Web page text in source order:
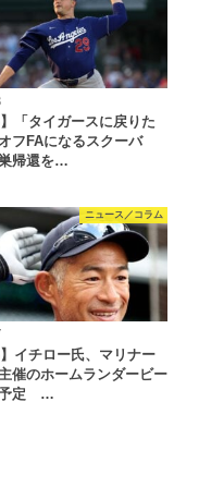
】「タイガースに戻りた
フFAになるスクーバ
帰還を…
ニュース／コラム
】イチロー氏、マリナー
催のホームランダービー
予定 …